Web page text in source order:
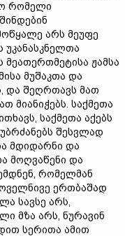
რომელი
არს მეუფე
უკანასკნელთა
მეათერთმეტისა ჟამსა
მუშაკთა და
და შეღრთავს მათ
მიანიჭებს. საქმეთა
საქმეთა აქებს
შესვლად
მდიდარნი და
მოღვაწენი და
რომელმან
ერთბაშად
სავსე არს,
მზა არს, ნურავინ
სერითა ამით